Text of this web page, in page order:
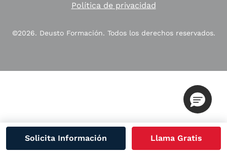
Solicita Información Llama Gratis
Política de privacidad
©2026. Deusto Formación. Todos los derechos reservados.